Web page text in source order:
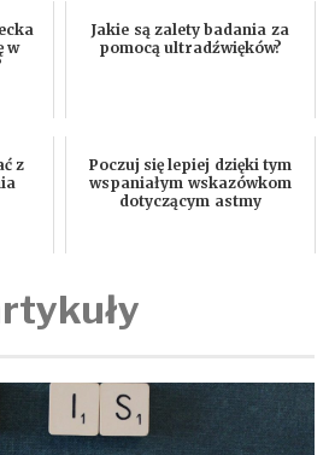
w
Jakie są zalety badania za
pomocą ultradźwięków?
z
Poczuj się lepiej dzięki tym
wspaniałym wskazówkom
dotyczącym astmy